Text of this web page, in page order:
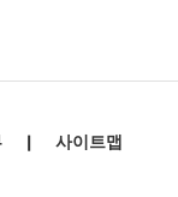
| 사이트맵